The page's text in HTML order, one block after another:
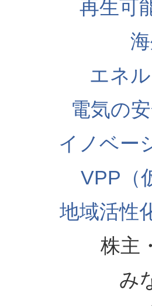
再生可
エネ
電気の
イノベー
VPP（
地域活性
株主
み